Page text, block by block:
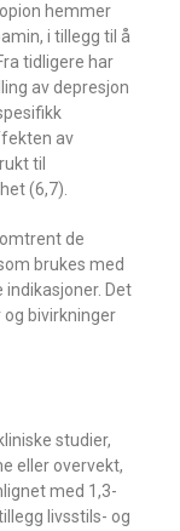
hemmer
i tillegg til å
tidligere har
av depresjon
av
til
(6,7).
de
brukes med
Det
bivirkninger
studier,
eller overvekt,
med 1,3-
livsstils- og